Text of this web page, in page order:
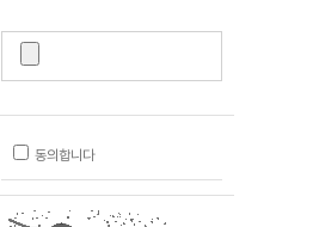
동의합니다